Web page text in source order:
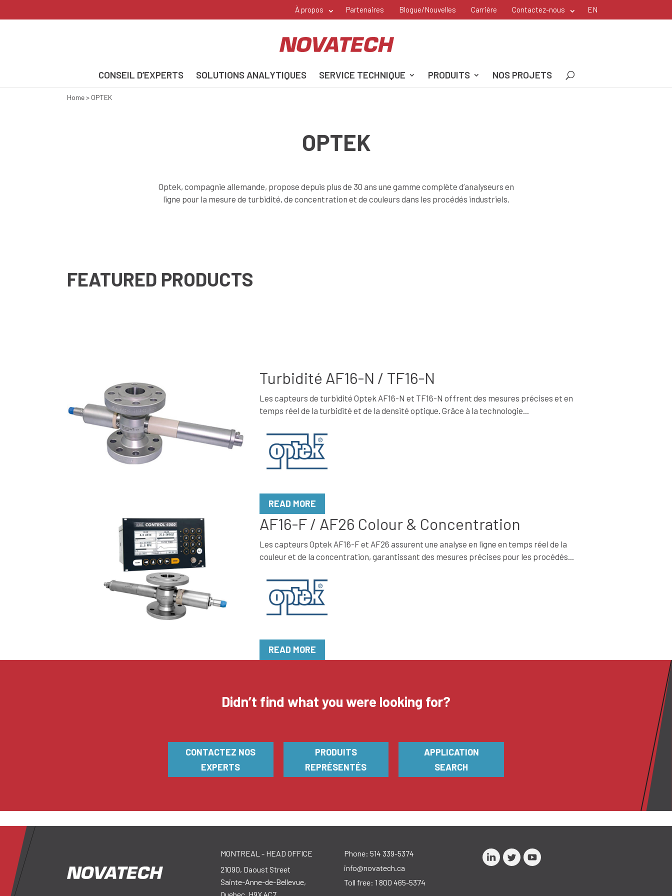
À propos Partenaires Blogue/Nouvelles Carrière Contactez-nous EN
CONSEIL D’EXPERTS SOLUTIONS ANALYTIQUES SERVICE TECHNIQUE PRODUITS NOS PROJETS
Home> OPTEK
OPTEK
Optek, compagnie allemande, propose depuis plus de 30 ans une gamme complète d’analyseurs en
ligne pour la mesure de turbidité, de concentration et de couleurs dans les procédés industriels.
FEATURED PRODUCTS
Turbidité AF16-N / TF16-N
Les capteurs de turbidité Optek AF16-N et TF16-N offrent des mesures précises et en
temps réel de la turbidité et de la densité optique. Grâce à la technologie...
READ MORE
AF16-F / AF26 Colour & Concentration
Les capteurs Optek AF16-F et AF26 assurent une analyse en ligne en temps réel de la
couleur et de la concentration, garantissant des mesures précises pour les procédés...
READ MORE
Didn’t find what you were looking for?
CONTACTEZ NOS
EXPERTS
PRODUITS
REPRÉSENTÉS
APPLICATION
SEARCH
MONTREAL - HEAD OFFICE
21090, Daoust Street
Sainte-Anne-de-Bellevue,
Phone:514 339-5374
info@novatech.ca
Toll free:1 800 465-5374